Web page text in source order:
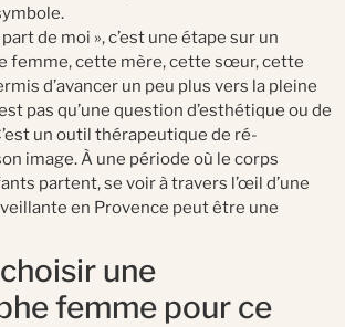
de moi », c’est une étape sur un
femme, cette mère, cette sœur, cette
d’avancer un peu plus vers la pleine
pas qu’une question d’esthétique ou de
un outil thérapeutique de ré-
image. À une période où le corps
partent, se voir à travers l’œil d’une
en Provence peut être une
une
femme pour ce